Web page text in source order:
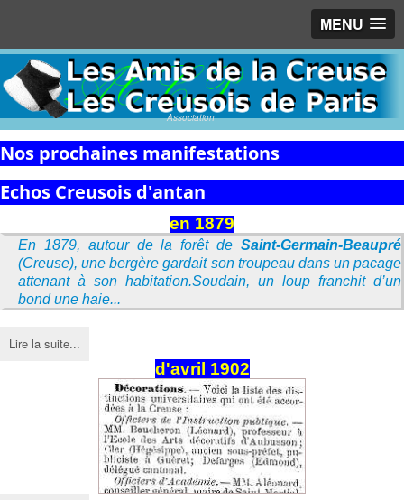
MENU
Association
Nos prochaines manifestations
Echos Creusois d'antan
en 1879
En 1879, autour de la forêt de Saint-Germain-Beaupré
(Creuse), une bergère gardait son troupeau dans un pacage
attenant à son habitation.Soudain, un loup franchit d’un
bond une haie...
Lire la suite...
d'avril 1902